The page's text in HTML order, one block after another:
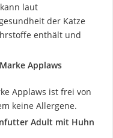
laut
der Katze
enthält und
Applaws
Applaws ist frei von
keine Allergene.
Adult mit Huhn